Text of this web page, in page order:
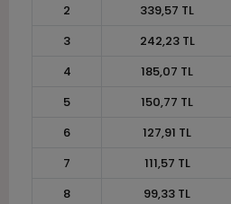
2
339,57 TL
3
242,23 TL
4
185,07 TL
5
150,77 TL
6
127,91 TL
7
111,57 TL
8
99,33 TL